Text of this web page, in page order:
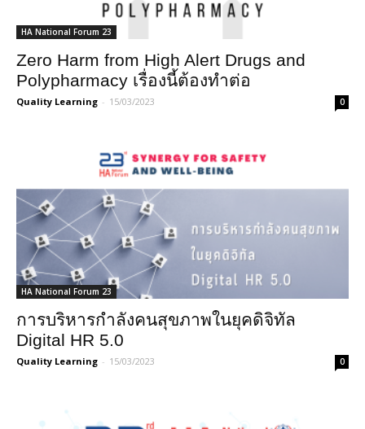
HA National Forum 23
Zero Harm from High Alert Drugs and
Polypharmacy เรื่องนี้ต้องทำต่อ
Quality Learning - 15/03/2023 0
HA National Forum 23
การบริหารกำลังคนสุขภาพในยุคดิจิทัล
Digital HR 5.0
Quality Learning - 15/03/2023 0